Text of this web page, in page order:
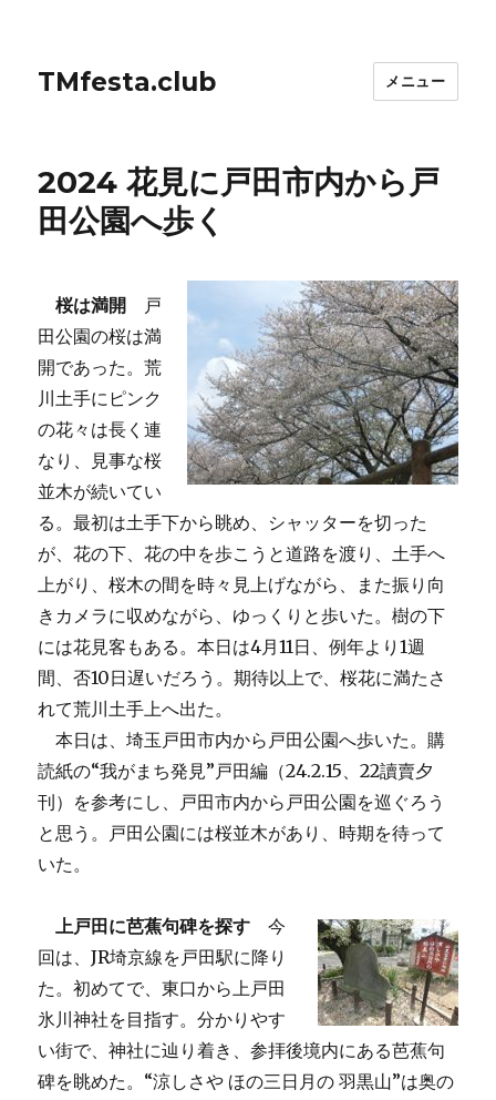
TMfesta.club メニュー
2024 花見に戸田市内から戸
田公園へ歩く
桜は満開
戸
田公園の桜は満
開であった。荒
川土手にピンク
の花々は長く連
なり、見事な桜
並木が続いてい
る。最初は土手下から眺め、シャッターを切った
が、花の下、花の中を歩こうと道路を渡り、土手へ
上がり、桜木の間を時々見上げながら、また振り向
きカメラに収めながら、ゆっくりと歩いた。樹の下
には花見客もある。本日は4月11日、例年より1週
間、否10日遅いだろう。期待以上で、桜花に満たさ
れて荒川土手上へ出た。
本日は、埼玉戸田市内から戸田公園へ歩いた。購
読紙の“我がまち発見”戸田編（24.2.15、22讀賣夕
刊）を参考にし、戸田市内から戸田公園を巡ぐろう
と思う。戸田公園には桜並木があり、時期を待って
いた。
上戸田に芭蕉句碑を探す 今
回は、JR埼京線を戸田駅に降り
た。初めてで、東口から上戸田
氷川神社を目指す。分かりやす
い街で、神社に辿り着き、参拝後境内にある芭蕉句
碑を眺めた。“涼しさや ほの三日月の 羽黒山”は奥の